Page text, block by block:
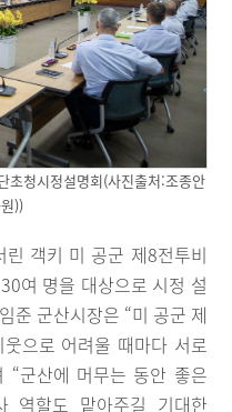
초청시정설명회(사진출처:조종안
))
객키 미 공군 제8전투비
여 명을 대상으로 시정 설
준 군산시장은 “미 공군 제
으로 어려울 때마다 서로
“군산에 머무는 동안 좋은
역할도 맡아주길 기대한